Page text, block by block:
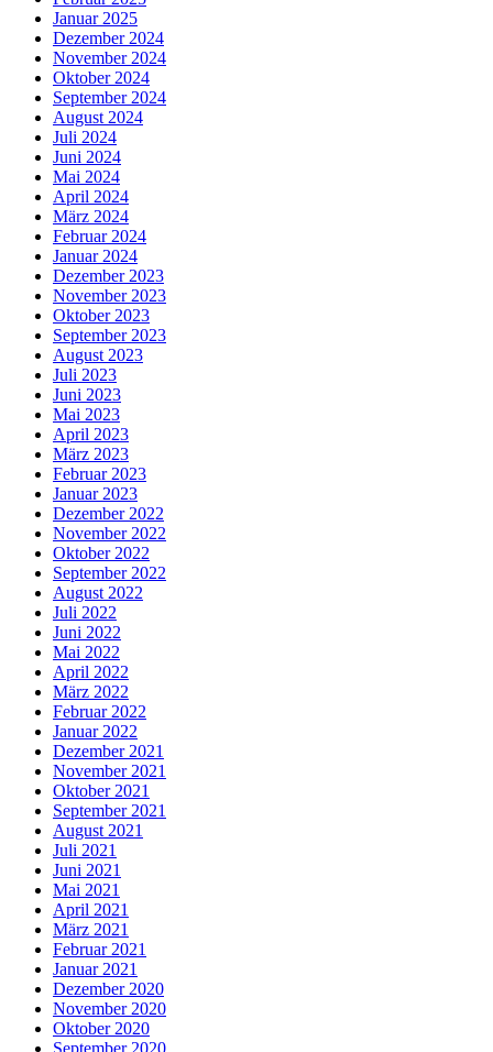
Januar 2025
Dezember 2024
November 2024
Oktober 2024
September 2024
August 2024
Juli 2024
Juni 2024
Mai 2024
April 2024
März 2024
Februar 2024
Januar 2024
Dezember 2023
November 2023
Oktober 2023
September 2023
August 2023
Juli 2023
Juni 2023
Mai 2023
April 2023
März 2023
Februar 2023
Januar 2023
Dezember 2022
November 2022
Oktober 2022
September 2022
August 2022
Juli 2022
Juni 2022
Mai 2022
April 2022
März 2022
Februar 2022
Januar 2022
Dezember 2021
November 2021
Oktober 2021
September 2021
August 2021
Juli 2021
Juni 2021
Mai 2021
April 2021
März 2021
Februar 2021
Januar 2021
Dezember 2020
November 2020
Oktober 2020
September 2020